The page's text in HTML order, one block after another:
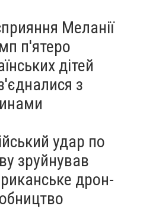
Меланії
п'ятеро
дітей
з
удар по
зруйнував
дрон-